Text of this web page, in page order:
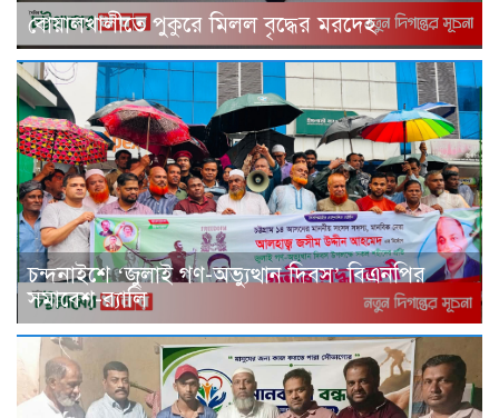
বোয়ালখালীতে পুকুরে মিলল বৃদ্ধের মরদেহ
চন্দনাইশে ‘জুলাই গণ-অভ্যুত্থান দিবস’ বিএনপির
সমাবেশ-র‌্যালি